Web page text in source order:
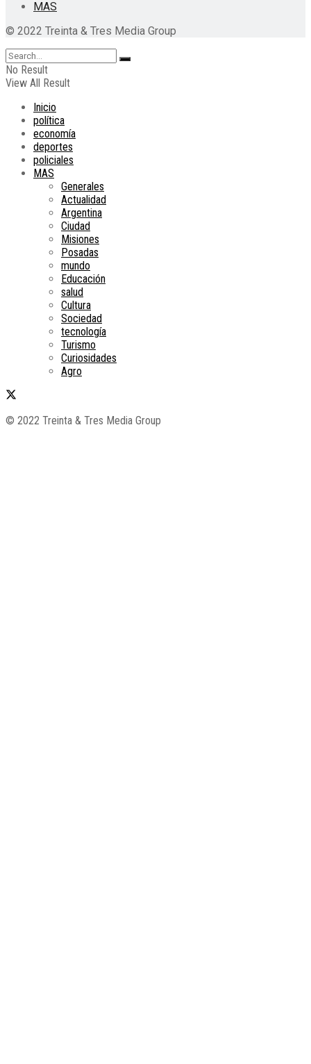
MAS
© 2022 Treinta & Tres Media Group
No Result
View All Result
Inicio
política
economía
deportes
policiales
MAS
Generales
Actualidad
Argentina
Ciudad
Misiones
Posadas
mundo
Educación
salud
Cultura
Sociedad
tecnología
Turismo
Curiosidades
Agro
© 2022 Treinta & Tres Media Group